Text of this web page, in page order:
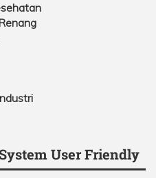
User Friendly